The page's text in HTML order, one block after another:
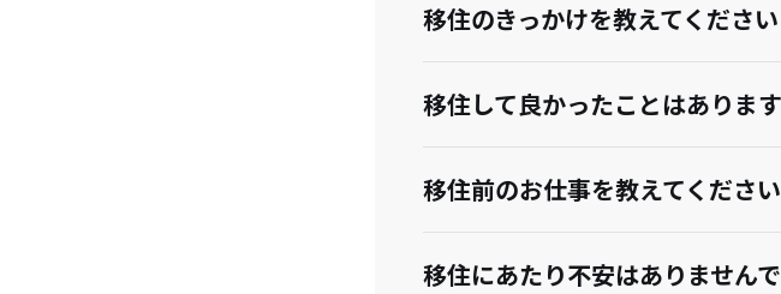
移住のきっかけを教えてください
移住して良かったことはありま
移住前のお仕事を教えてください
移住にあたり不安はありません